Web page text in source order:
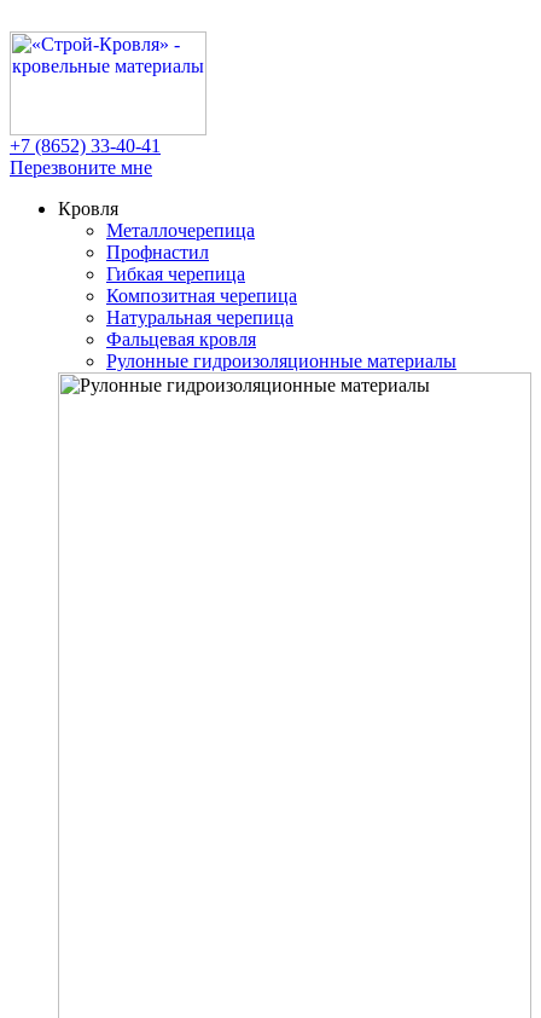
+7 (8652) 33-40-41
Перезвоните мне
Кровля
Металлочерепица
Профнастил
Гибкая черепица
Композитная черепица
Натуральная черепица
Фальцевая кровля
Рулонные гидроизоляционные материалы